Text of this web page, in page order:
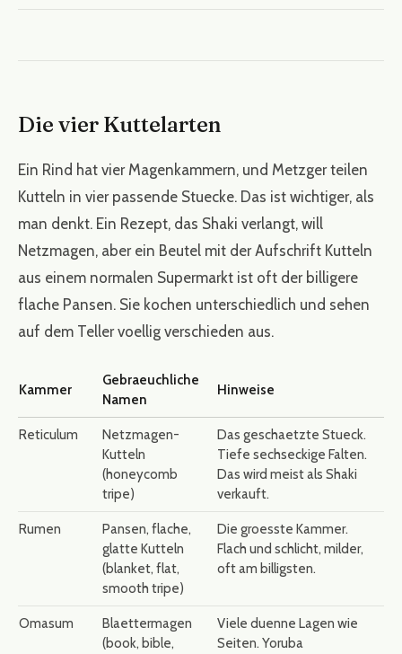
Die vier Kuttelarten
Ein Rind hat vier Magenkammern, und Metzger teilen
Kutteln in vier passende Stuecke. Das ist wichtiger, als
man denkt. Ein Rezept, das Shaki verlangt, will
Netzmagen, aber ein Beutel mit der Aufschrift Kutteln
aus einem normalen Supermarkt ist oft der billigere
flache Pansen. Sie kochen unterschiedlich und sehen
auf dem Teller voellig verschieden aus.
Kammer
Gebraeuchliche
Namen
Hinweise
Reticulum
Netzmagen-
Kutteln
(honeycomb
tripe)
Das geschaetzte Stueck.
Tiefe sechseckige Falten.
Das wird meist als Shaki
verkauft.
Rumen
Pansen, flache,
glatte Kutteln
(blanket, flat,
smooth tripe)
Die groesste Kammer.
Flach und schlicht, milder,
oft am billigsten.
Omasum
Blaettermagen
(book, bible,
Viele duenne Lagen wie
Seiten. Yoruba